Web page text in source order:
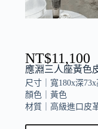
應淵三人座黃色
NT$11,100
尺寸｜ 寬180x深
顏色｜ 黃色
材質｜ 高級進口皮